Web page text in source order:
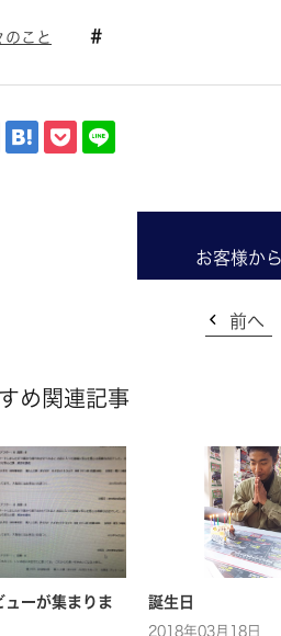
のこと
お客様か
前へ
め関連記事
ューが集まりま
誕生日
2018年03月18日